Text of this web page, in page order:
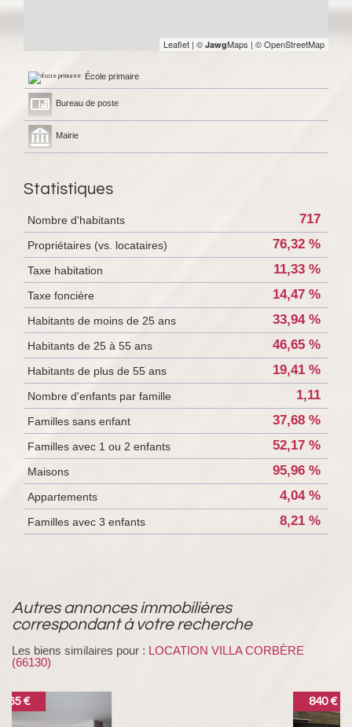
Leaflet | © JawgMaps | © OpenStreetMap
École primaire
Bureau de poste
Mairie
Statistiques
Nombre d'habitants 717
Propriétaires (vs. locataires) 76,32 %
Taxe habitation 11,33 %
Taxe foncière 14,47 %
Habitants de moins de 25 ans 33,94 %
Habitants de 25 à 55 ans 46,65 %
Habitants de plus de 55 ans 19,41 %
Nombre d'enfants par famille 1,11
Familles sans enfant 37,68 %
Familles avec 1 ou 2 enfants 52,17 %
Maisons 95,96 %
Appartements 4,04 %
Familles avec 3 enfants 8,21 %
autres annonces immobilières
correspondant à votre recherche
Les biens similaires pour : LOCATION VILLA CORBÈRE
(66130)